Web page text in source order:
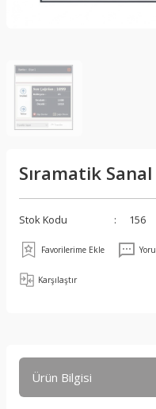
Sıramatik
Stok Kodu 156
Karşılaştır
Ürün Bilgisi